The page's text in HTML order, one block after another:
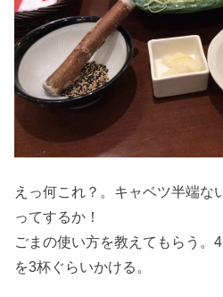
えっ何これ？。キャベツ半端な
ってするか！
ごまの使い方を教えてもらう。
を3杯ぐらいかける。